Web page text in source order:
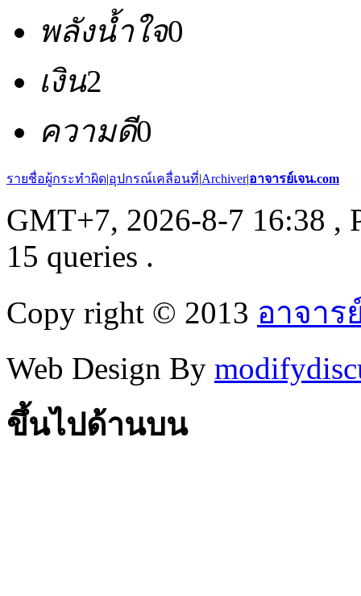
พลังน้ำใจ0
เงิน2
ความดี0
รายชื่อผู้กระทำผิด|อุปกรณ์เคลื่อนที่|Archiver|อาจารย์เจน.com
GMT+7, 2026-8-7 16:38 ,
15 queries .
Copy right © 2013 อาจาร
Web Design By
ขึ้นไปด้านบน